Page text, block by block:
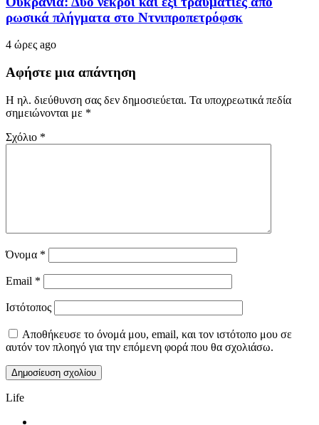
ρωσικά πλήγματα στο Ντνιπροπετρόφσκ
4 ώρες ago
Αφήστε μια απάντηση
Η ηλ. διεύθυνση σας δεν δημοσιεύεται. Τα υποχρεωτικά πεδία
σημειώνονται με *
Σχόλιο *
Όνομα *
Email *
Ιστότοπος
Αποθήκευσε το όνομά μου, email, και τον ιστότοπο μου σε
αυτόν τον πλοηγό για την επόμενη φορά που θα σχολιάσω.
Life